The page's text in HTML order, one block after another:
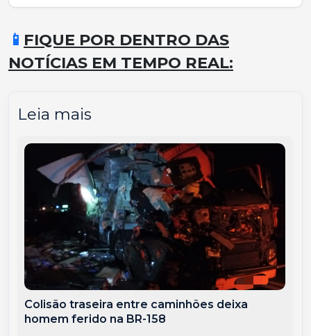
📱 FIQUE POR DENTRO DAS
NOTÍCIAS EM TEMPO REAL:
Leia mais
Colisão traseira entre caminhões deixa
homem ferido na BR-158